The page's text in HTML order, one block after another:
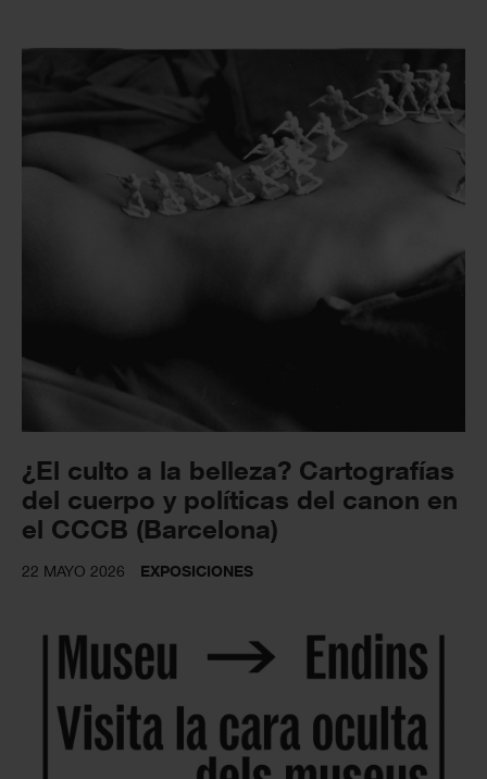
¿El culto a la belleza? Cartografías
del cuerpo y políticas del canon en
el CCCB (Barcelona)
22 MAYO 2026 EXPOSICIONES